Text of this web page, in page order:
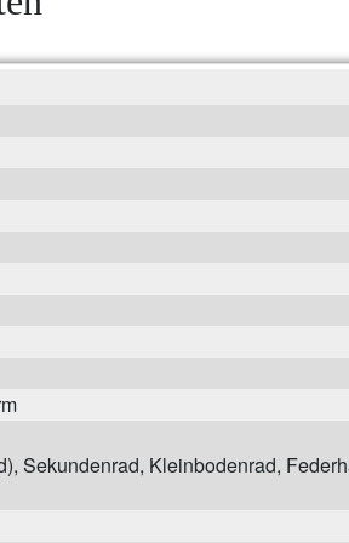
Sekundenrad, Kleinbodenrad,